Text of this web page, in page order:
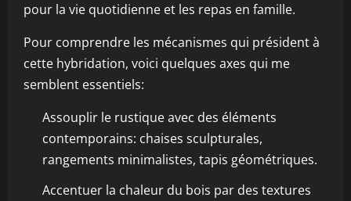
pour la vie quotidienne et les repas en famille.
Pour comprendre les mécanismes qui président à
cette hybridation, voici quelques axes qui me
semblent essentiels:
Assouplir le rustique avec des éléments
contemporains: chaises sculpturales,
rangements minimalistes, tapis géométriques.
Accentuer la chaleur du bois par des textures